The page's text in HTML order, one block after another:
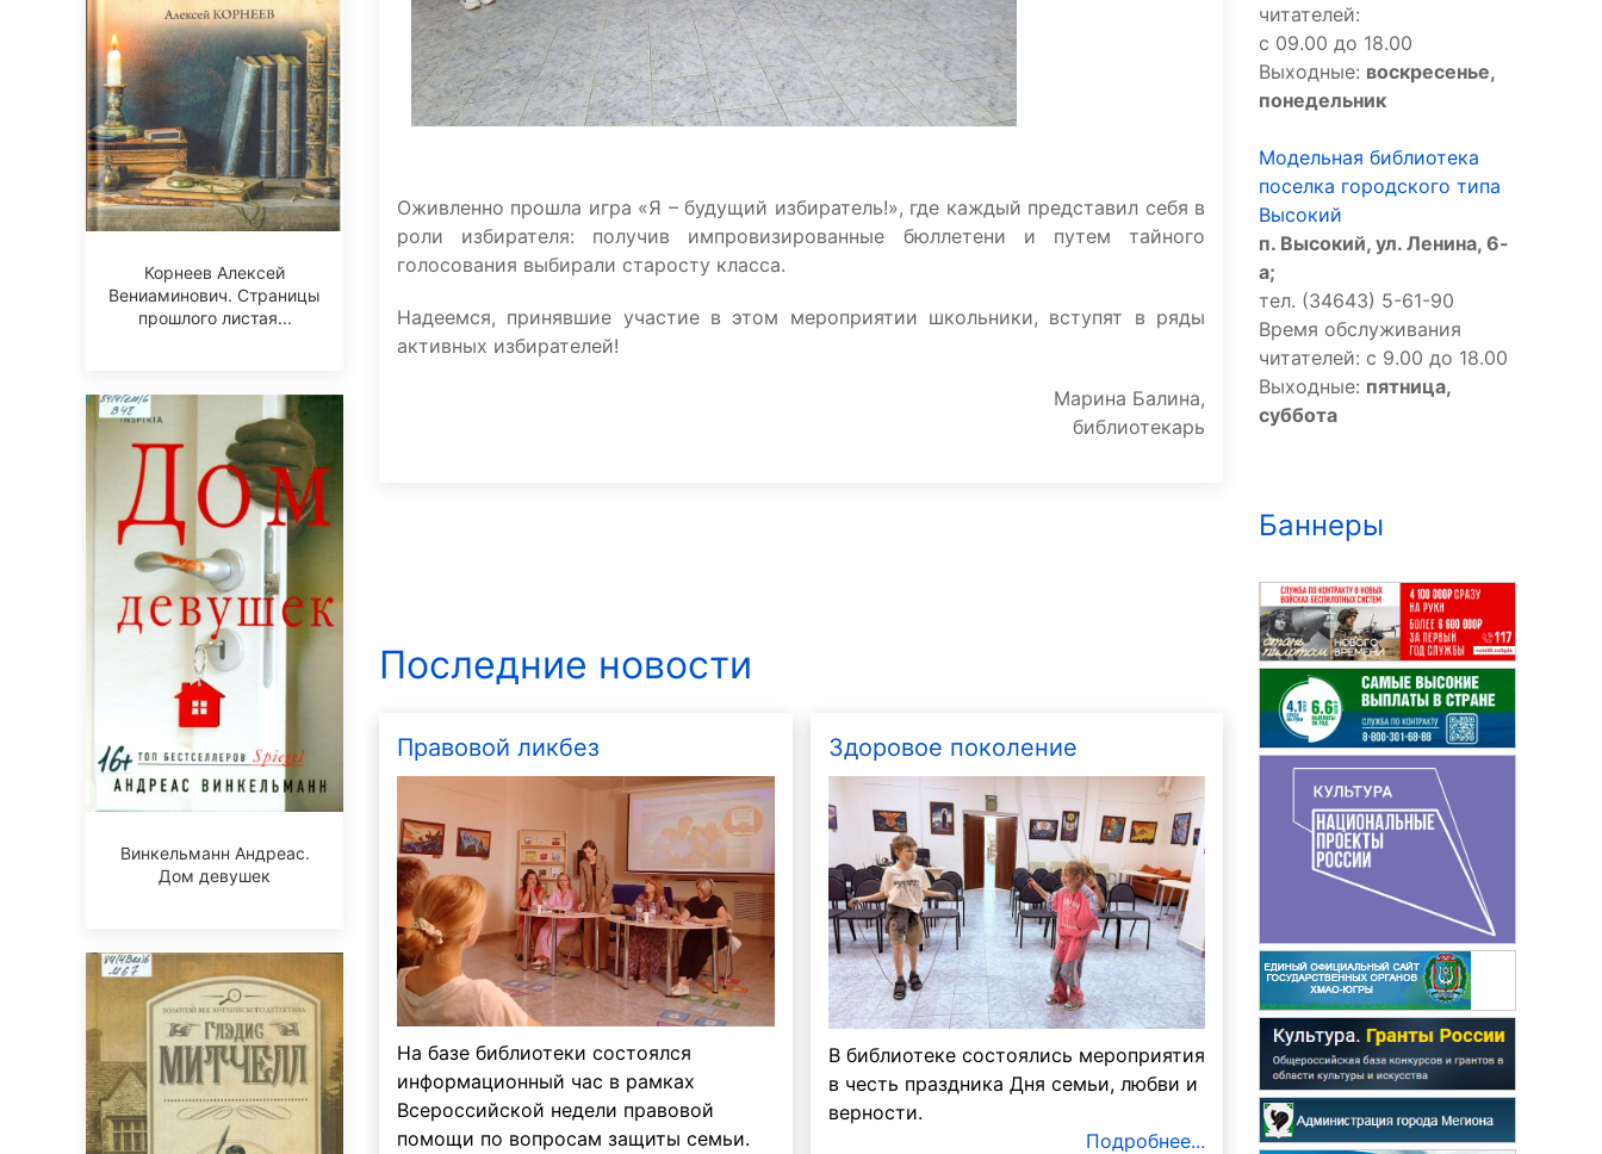
Корнеев Алексей
Вениаминович. Страницы
прошлого листая...
Винкельманн Андреас.
Дом девушек
Оживленно прошла игра «Я – будущий избиратель!», где каждый представил себя в
роли избирателя: получив импровизированные бюллетени и путем тайного
голосования выбирали старосту класса.
Надеемся, принявшие участие в этом мероприятии школьники, вступят в ряды
активных избирателей!
Марина Балина,
библиотекарь
Последние новости
Правовой ликбез
На базе библиотеки состоялся
информационный час в рамках
Всероссийской недели правовой
помощи по вопросам защиты семьи.
Здоровое поколение
В библиотеке состоялись мероприятия
в честь праздника Дня семьи, любви и
верности.
Подробнее...
читателей:
с 09.00 до 18.00
Выходные: воскресенье,
понедельник
Модельная библиотека
поселка городского типа
Высокий
п. Высокий, ул. Ленина, 6-
а;
тел. (34643) 5-61-90
Время обслуживания
читателей: с 9.00 до 18.00
Выходные: пятница,
суббота
Баннеры